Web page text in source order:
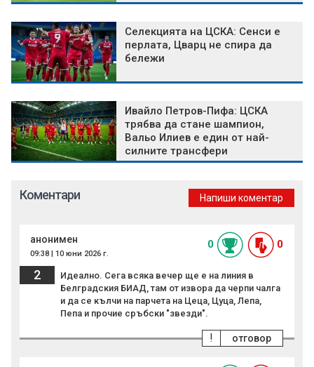
Селекцията на ЦСКА: Сенси е
перлата, Цварц не спира да
бележи
Ивайло Петров-Пифа: ЦСКА
трябва да стане шампион,
Вальо Илиев е един от най-
силните трансфери
Коментари Напиши коментар
анонимен
09:38 | 10 юни 2026 г.
0 0
2
Идеално. Сега всяка вечер ще е на линия в
Белградския БИАД, там от извора да черпи чалга
и да се кълчи на парчета на Цеца, Цуца, Лепа,
Пепа и прочие сръбски "звезди".
отговор
!